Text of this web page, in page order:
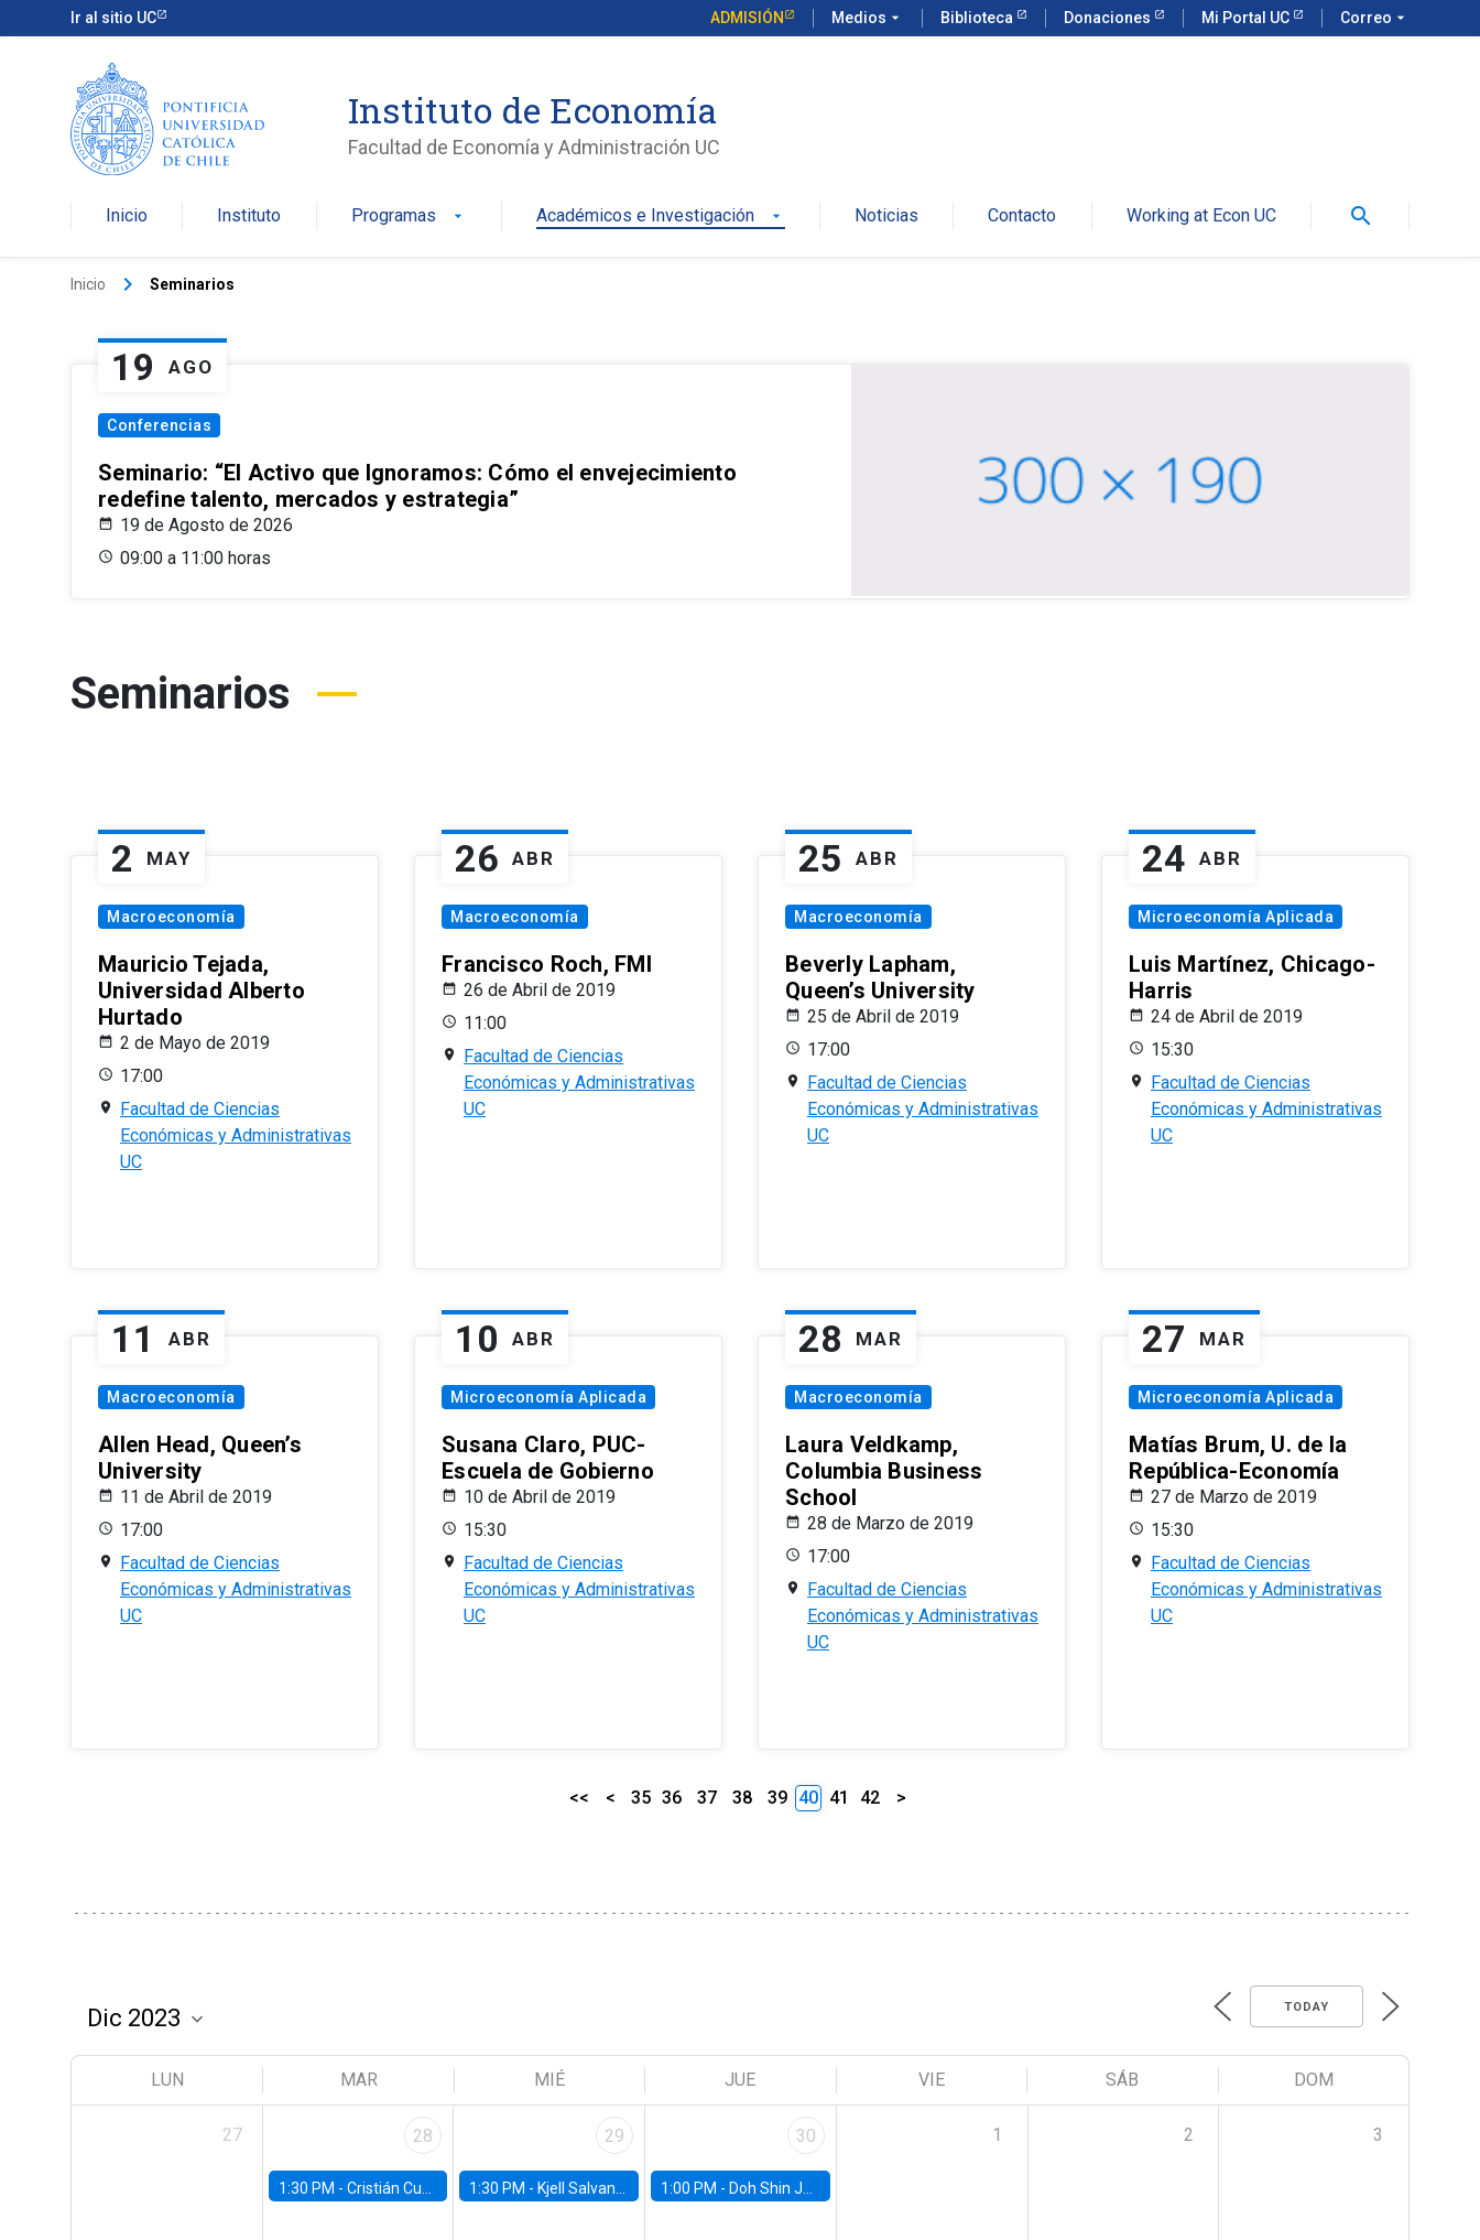
Ir al sitio UC ADMISIÓN Medios arrow_drop_down Biblioteca Donaciones Mi Portal UC Correo arrow_drop_down
Instituto de Economía
Facultad de Economía y Administración UC
Inicio Instituto Programas arrow_drop_down Académicos e Investigación arrow_drop_down Noticias Contacto Working at Econ UC search
Inicio keyboard_arrow_right Seminarios
19 AGO
Conferencias
Seminario: “El Activo que Ignoramos: Cómo el envejecimiento
redefine talento, mercados y estrategia”
19 de Agosto de 2026
09:00 a 11:00 horas
Seminarios
2 MAY
Macroeconomía
Mauricio Tejada,
Universidad Alberto
Hurtado
2 de Mayo de 2019
17:00
Facultad de Ciencias
Económicas y Administrativas
UC
26 ABR
Macroeconomía
Francisco Roch, FMI
26 de Abril de 2019
11:00
Facultad de Ciencias
Económicas y Administrativas
UC
25 ABR
Macroeconomía
Beverly Lapham,
Queen’s University
25 de Abril de 2019
17:00
Facultad de Ciencias
Económicas y Administrativas
UC
24 ABR
Microeconomía Aplicada
Luis Martínez, Chicago-
Harris
24 de Abril de 2019
15:30
Facultad de Ciencias
Económicas y Administrativas
UC
11 ABR
Macroeconomía
Allen Head, Queen’s
University
11 de Abril de 2019
17:00
Facultad de Ciencias
Económicas y Administrativas
UC
10 ABR
Microeconomía Aplicada
Susana Claro, PUC-
Escuela de Gobierno
10 de Abril de 2019
15:30
Facultad de Ciencias
Económicas y Administrativas
UC
28 MAR
Macroeconomía
Laura Veldkamp,
Columbia Business
School
28 de Marzo de 2019
17:00
Facultad de Ciencias
Económicas y Administrativas
UC
27 MAR
Microeconomía Aplicada
Matías Brum, U. de la
República-Economía
27 de Marzo de 2019
15:30
Facultad de Ciencias
Económicas y Administrativas
UC
<< < 35 36 37 38 39 40 41 42 >
TODAY
LUN MAR MIÉ JUE VIE SÁB DOM
27 28
1:30 PM - Cristián Cuevas, Universidad de Los Andes
29
1:30 PM - Kjell Salvanes, Norwegian School of Economics
30
1:00 PM - Doh Shin Jeon, Toulouse School of Economics
1 2 3